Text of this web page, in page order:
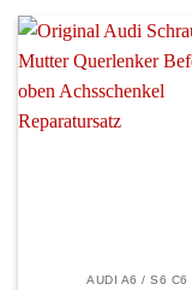
AUDI A6 / S6 C6